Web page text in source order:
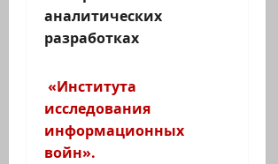
аналитических
разработках
«Института
исследования
информационных
войн».